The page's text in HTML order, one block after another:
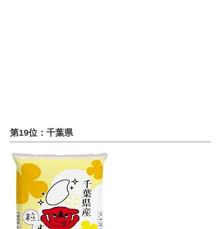
第19位：千葉県